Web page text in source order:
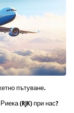
пътуване.
(RJK) при нас?